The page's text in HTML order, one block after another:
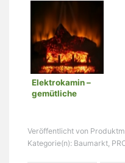
Elektrokamin –
gemütliche
Veröffentlicht von
Kategorie(n): Baumarkt,